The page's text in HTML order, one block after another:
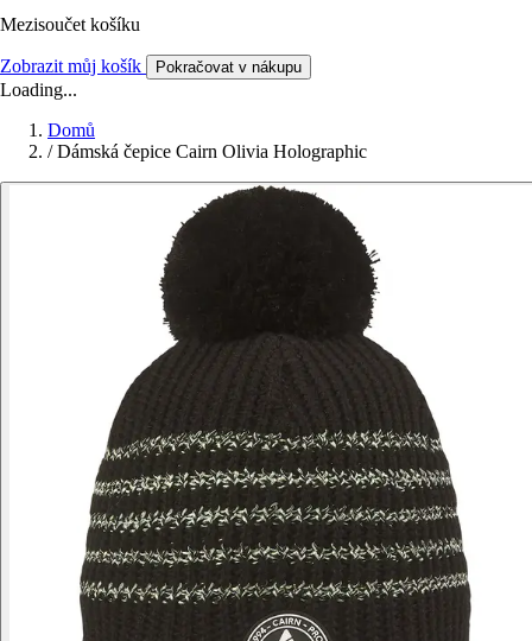
Mezisoučet košíku
Zobrazit můj košík Pokračovat v nákupu
Loading...
Domů
/ Dámská čepice Cairn Olivia Holographic